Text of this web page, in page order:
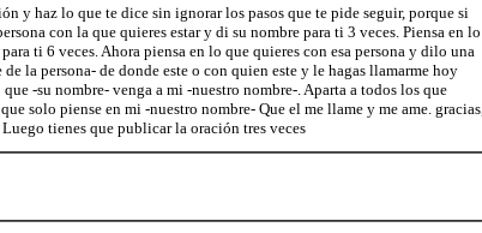
y haz lo que te dice sin ignorar los pasos que te pide seguir, porque si
con la que quieres estar y di su nombre para ti 3 veces. Piensa en lo
ti 6 veces. Ahora piensa en lo que quieres con esa persona y dilo una
la persona- de donde este o con quien este y le hagas llamarme hoy
-su nombre- venga a mi -nuestro nombre-. Aparta a todos los que
solo piense en mi -nuestro nombre- Que el me llame y me ame. gracias,
tienes que publicar la oración tres veces